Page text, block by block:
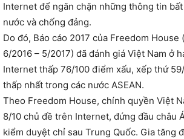
Internet để ngăn chặn những thông tin
nước và chống đảng.
Do đó, Báo cáo 2017 của Freedom House
6/2016 – 5/2017) đã đánh giá Việt Nam ở
Internet thấp 76/100 điểm xấu, xếp thứ
thấp nhất trong các nước ASEAN.
Theo Freedom House, chính quyền Việt
8/10 chủ đề trên Internet, đứng đầu châu
kiểm duyệt chỉ sau Trung Quốc. Gia tăng